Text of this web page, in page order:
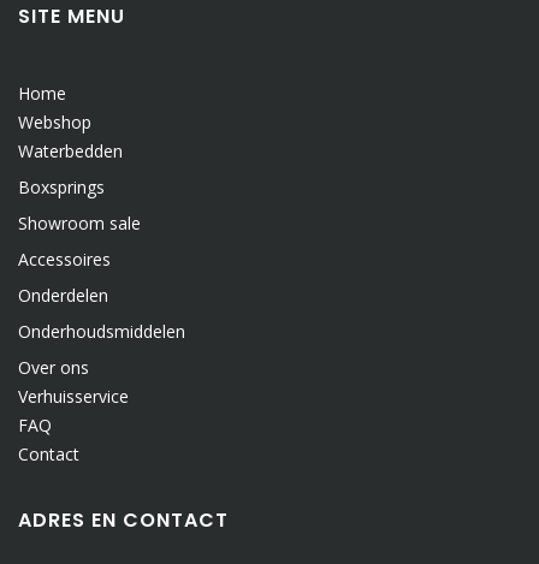
SITE MENU
Home
Webshop
Waterbedden
Boxsprings
Showroom sale
Accessoires
Onderdelen
Onderhoudsmiddelen
Over ons
Verhuisservice
FAQ
Contact
ADRES EN CONTACT